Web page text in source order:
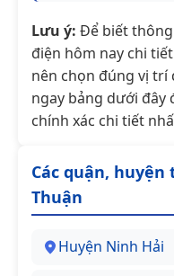
Lưu ý: Để biết
điện hôm nay chi
nên chọn đúng vị trí
ngay bảng dưới đây
chính xác chi tiết
Các quận,
Thuận
Huyện Ninh Hải